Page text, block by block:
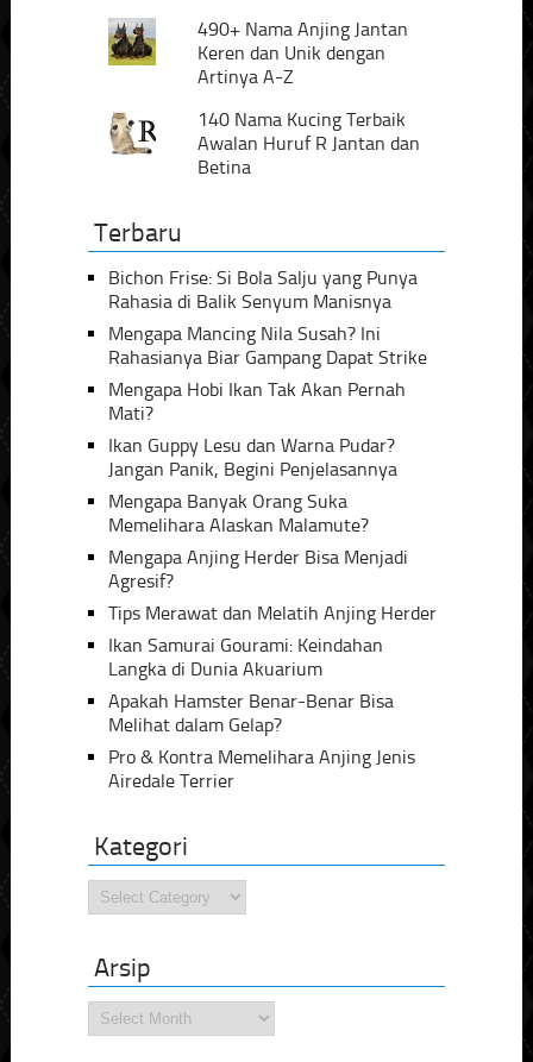
490+ Nama Anjing Jantan
Keren dan Unik dengan
Artinya A-Z
140 Nama Kucing Terbaik
Awalan Huruf R Jantan dan
Betina
Terbaru
Bichon Frise: Si Bola Salju yang Punya
Rahasia di Balik Senyum Manisnya
Mengapa Mancing Nila Susah? Ini
Rahasianya Biar Gampang Dapat Strike
Mengapa Hobi Ikan Tak Akan Pernah
Mati?
Ikan Guppy Lesu dan Warna Pudar?
Jangan Panik, Begini Penjelasannya
Mengapa Banyak Orang Suka
Memelihara Alaskan Malamute?
Mengapa Anjing Herder Bisa Menjadi
Agresif?
Tips Merawat dan Melatih Anjing Herder
Ikan Samurai Gourami: Keindahan
Langka di Dunia Akuarium
Apakah Hamster Benar-Benar Bisa
Melihat dalam Gelap?
Pro & Kontra Memelihara Anjing Jenis
Airedale Terrier
Kategori
Kategori
Arsip
Arsip